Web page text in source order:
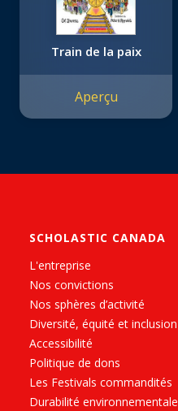
Train de la paix
Aperçu
SCHOLASTIC CANADA
L'entreprise
Nos convictions
Nos sphères d’activité
Diversité, équité et inclusion
Accessibilité
Politique de dons
Les Festivals commandités
Durabilité environnementale